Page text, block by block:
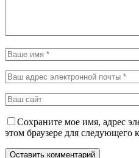
Сохраните мое имя, адрес
этом браузере для следующего